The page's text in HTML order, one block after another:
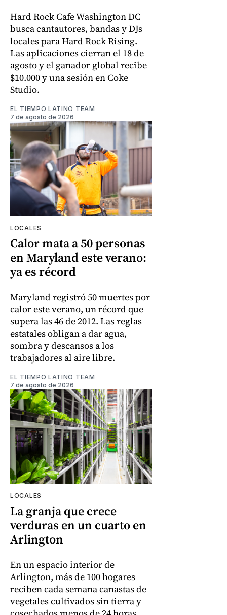
Hard Rock Cafe Washington DC
busca cantautores, bandas y DJs
locales para Hard Rock Rising.
Las aplicaciones cierran el 18 de
agosto y el ganador global recibe
$10.000 y una sesión en Coke
Studio.
EL TIEMPO LATINO TEAM
7 de agosto de 2026
LOCALES
Calor mata a 50 personas
en Maryland este verano:
ya es récord
Maryland registró 50 muertes por
calor este verano, un récord que
supera las 46 de 2012. Las reglas
estatales obligan a dar agua,
sombra y descansos a los
trabajadores al aire libre.
EL TIEMPO LATINO TEAM
7 de agosto de 2026
LOCALES
La granja que crece
verduras en un cuarto en
Arlington
En un espacio interior de
Arlington, más de 100 hogares
reciben cada semana canastas de
vegetales cultivados sin tierra y